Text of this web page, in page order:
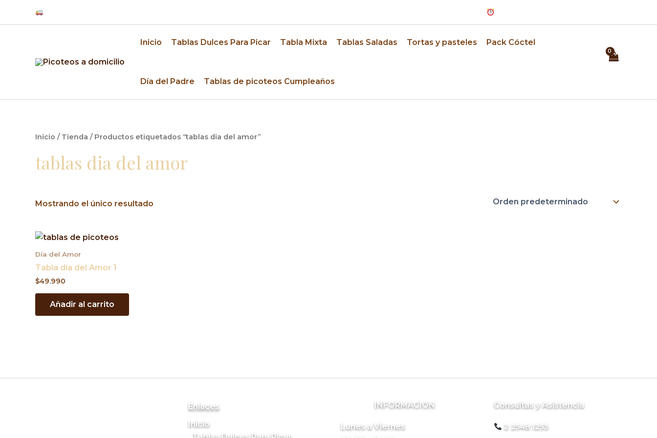
Inicio Tablas Dulces Para Picar Tabla Mixta Tablas Saladas Tortas y pasteles Pack Cóctel
Día del Padre Tablas de picoteos Cumpleaños
Inicio / Tienda / Productos etiquetados “tablas dia del amor”
tablas dia del amor
Mostrando el único resultado
Día del Amor
Tabla día del Amor 1
$49.990
Añadir al carrito
Enlaces
Inicio
INFORMACION
Lunes a Viernes
Consultas y Asistencia
2 2548 1253